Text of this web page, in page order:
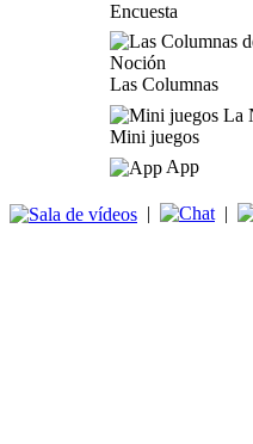
Encuesta
Las Columnas
Mini juegos
App
| |